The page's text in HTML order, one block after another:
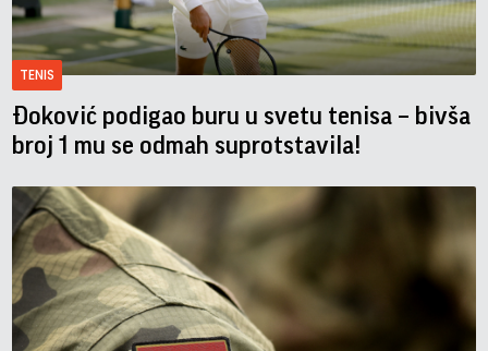
TENIS
Đoković podigao buru u svetu tenisa – bivša
broj 1 mu se odmah suprotstavila!